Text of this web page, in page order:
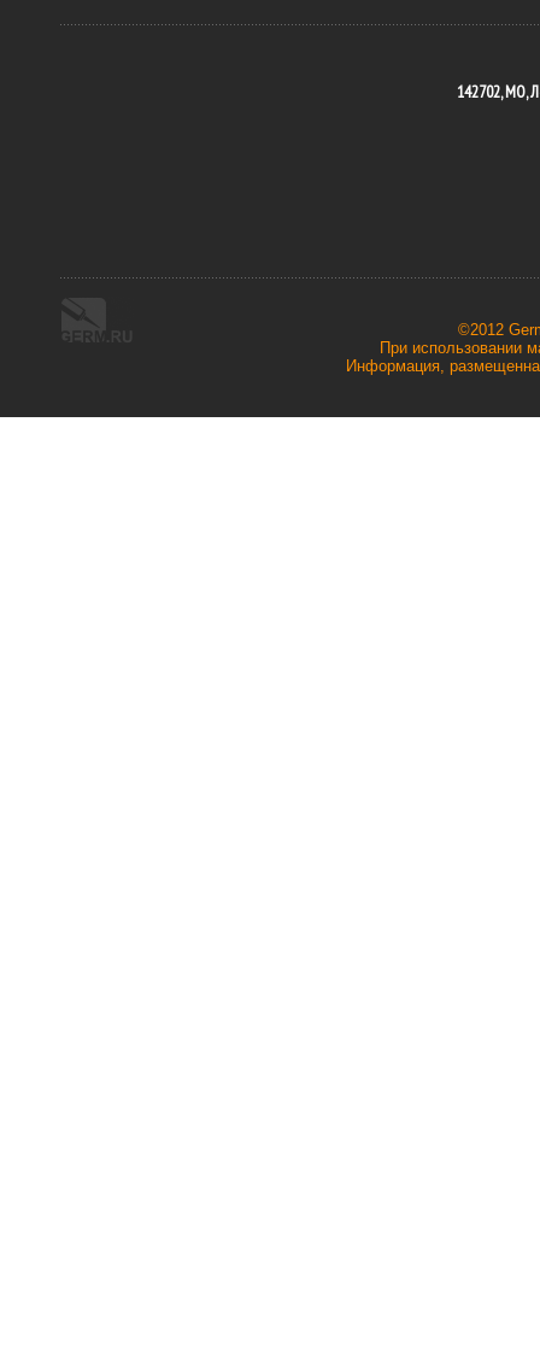
142702, МО,
©2012
При использовании
Информация,